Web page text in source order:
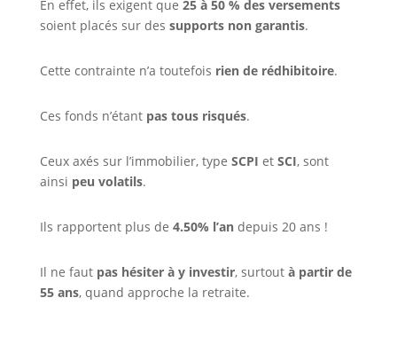
En effet, ils exigent que 25 à 50 % des versements
soient placés sur des supports non garantis.
Cette contrainte n’a toutefois rien de rédhibitoire.
Ces fonds n’étant pas tous risqués.
Ceux axés sur l’immobilier, type SCPI et SCI, sont
ainsi peu volatils.
Ils rapportent plus de 4.50% l’andepuis 20 ans !
Il ne faut pas hésiter à y investir, surtout à partir de
55 ans, quand approche la retraite.